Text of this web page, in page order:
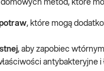
metod, które
, które mogą
, aby zapobiec
antybakteryjne i